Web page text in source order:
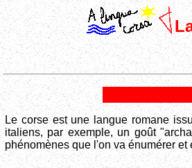
Le corse est une langue romane
italiens, par exemple, un goût
phénomènes que l'on va énumérer